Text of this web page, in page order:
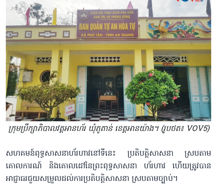
ក្រុមប្រឹក្សាភិបាលវត្តអានហ័រ ឃុំភូតាន់ ខេត្តអានយ៉ាង។ (រូបថត៖ VOV5)
សហគមន៍ពុទ្ធសាសនាហ័រហាវនៅទីនេះ ប្រតិបត្តិសាសនា ស្របតាម
គោលការណ៍ និងគោលដៅនៃព្រះពុទ្ធសាសនា ហ័រហាវ ហើយត្រូវបាន
អាជ្ញាធរជួយសម្រួលដល់ការប្រតិបត្តិសាសនា ស្របតាមច្បាប់។